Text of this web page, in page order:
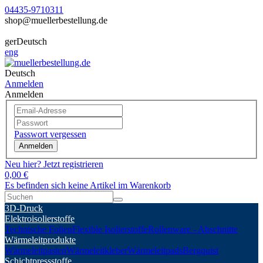
04435-9710311
shop@muellerbestellung.de
gerDeutsch
eng
Deutsch
Anmelden
Anmelden
Passwort vergessen
Anmelden
Neu hier? Jetzt registrieren
0,00 €
Es befinden sich keine Artikel im Warenkorb
3D-Druck
Elektroisolierstoffe
Technische FolienFlexible IsolierstoffeRollenware - Abschnitte
Wärmeleitprodukte
WärmeleitpastenWärmeleitkleberWärmeleitpadsBergquist
Schichtpressstoffe